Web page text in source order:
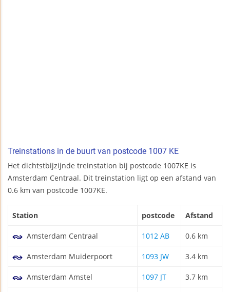
Treinstations in de buurt van postcode 1007 KE
Het dichtstbijzijnde treinstation bij postcode 1007KE is
Amsterdam Centraal. Dit treinstation ligt op een afstand van
0.6 km van postcode 1007KE.
Station postcode Afstand
Amsterdam Centraal 1012 AB 0.6 km
Amsterdam Muiderpoort 1093 JW 3.4 km
Amsterdam Amstel 1097 JT 3.7 km